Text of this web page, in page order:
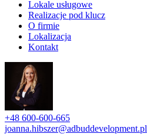
Lokale usługowe
Realizacje pod klucz
O firmie
Lokalizacja
Kontakt
+48 600-600-665
joanna.hibszer@adbuddevelopment.pl